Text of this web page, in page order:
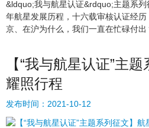
&ldquo;我与航星认证&rdquo;主题系
年航星发展历程，十六载审核认证经
京、在沪为什么，我们一直在忙碌付出
【“我与航星认证”主
耀照行程
发布时间： 2021-10-12